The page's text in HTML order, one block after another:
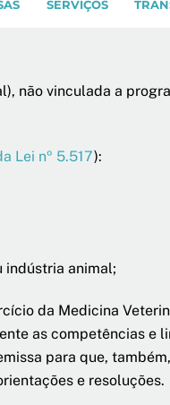
SERVIÇOS
não vinculada a
Lei nº 5.517):
indústria animal;
da Medicina
as competências e
para que,
e resoluções.